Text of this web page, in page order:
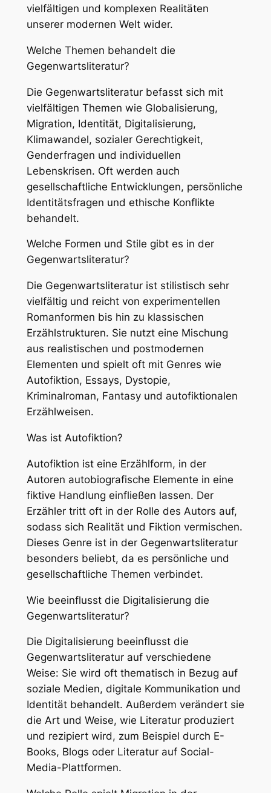
vielfältigen und komplexen Realitäten
unserer modernen Welt wider.
Welche Themen behandelt die
Gegenwartsliteratur?
Die Gegenwartsliteratur befasst sich mit
vielfältigen Themen wie Globalisierung,
Migration, Identität, Digitalisierung,
Klimawandel, sozialer Gerechtigkeit,
Genderfragen und individuellen
Lebenskrisen. Oft werden auch
gesellschaftliche Entwicklungen, persönliche
Identitätsfragen und ethische Konflikte
behandelt.
Welche Formen und Stile gibt es in der
Gegenwartsliteratur?
Die Gegenwartsliteratur ist stilistisch sehr
vielfältig und reicht von experimentellen
Romanformen bis hin zu klassischen
Erzählstrukturen. Sie nutzt eine Mischung
aus realistischen und postmodernen
Elementen und spielt oft mit Genres wie
Autofiktion, Essays, Dystopie,
Kriminalroman, Fantasy und autofiktionalen
Erzählweisen.
Was ist Autofiktion?
Autofiktion ist eine Erzählform, in der
Autoren autobiografische Elemente in eine
fiktive Handlung einfließen lassen. Der
Erzähler tritt oft in der Rolle des Autors auf,
sodass sich Realität und Fiktion vermischen.
Dieses Genre ist in der Gegenwartsliteratur
besonders beliebt, da es persönliche und
gesellschaftliche Themen verbindet.
Wie beeinflusst die Digitalisierung die
Gegenwartsliteratur?
Die Digitalisierung beeinflusst die
Gegenwartsliteratur auf verschiedene
Weise: Sie wird oft thematisch in Bezug auf
soziale Medien, digitale Kommunikation und
Identität behandelt. Außerdem verändert sie
die Art und Weise, wie Literatur produziert
und rezipiert wird, zum Beispiel durch E-
Books, Blogs oder Literatur auf Social-
Media-Plattformen.